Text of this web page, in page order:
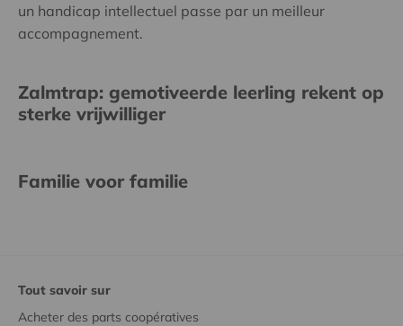
un handicap intellectuel passe par un meilleur
accompagnement.
Zalmtrap: gemotiveerde leerling rekent op
sterke vrijwilliger
Familie voor familie
Tout savoir sur
Acheter des parts coopératives